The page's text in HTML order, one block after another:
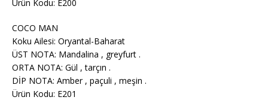
Ürün Kodu: E200
COCO MAN
Koku Ailesi: Oryantal-Baharat
ÜST NOTA: Mandalina , greyfurt .
ORTA NOTA: Gül , tarçın .
DİP NOTA: Amber , paçuli , meşin .
Ürün Kodu: E201